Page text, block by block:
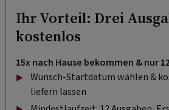
Ihr Vorteil: Drei
kostenlos
15x nach Hause bekommen & nur
Wunsch-Startdatum wählen &
liefern lassen